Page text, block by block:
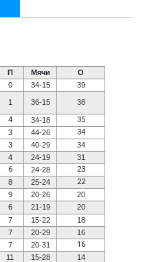
П Мячи
О
0 34-15 39
1 36-15 38
4 34-18 35
3 44-26 34
3 40-29
34
4 24-19
31
6 24-28 23
8 25-24 22
9 20-26
20
6 21-19
20
7 15-22
18
7 20-29
16
7 20-31 16
11 15-28
14